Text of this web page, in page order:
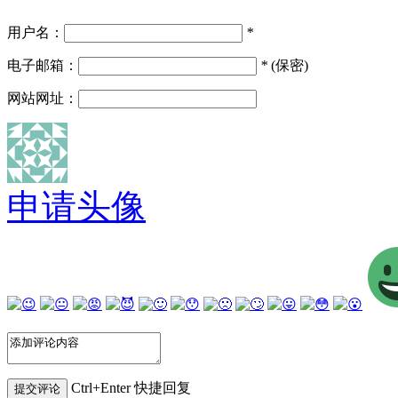
用户名： *
电子邮箱： * (保密)
网站网址：
申请头像
Ctrl+Enter 快捷回复